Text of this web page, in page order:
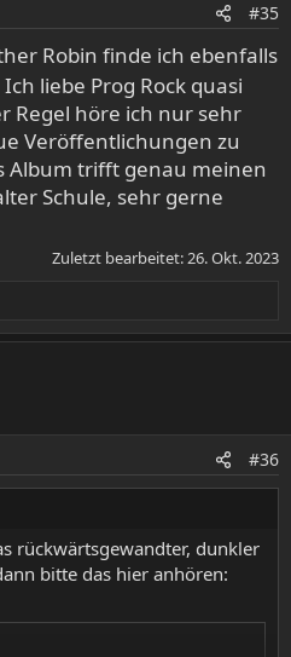
#35
Robin finde ich ebenfalls
Ich liebe Prog Rock quasi
Regel höre ich nur sehr
Veröffentlichungen zu
Album trifft genau meinen
Schule, sehr gerne
Zuletzt bearbeitet:26. Okt. 2023
#36
rückwärtsgewandter, dunkler
bitte das hier anhören: